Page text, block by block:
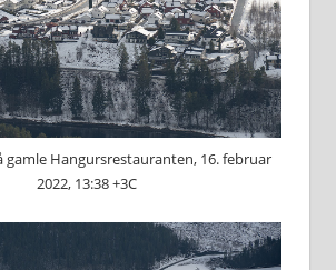
gamle Hangursrestauranten, 16. februar
2022, 13:38 +3C